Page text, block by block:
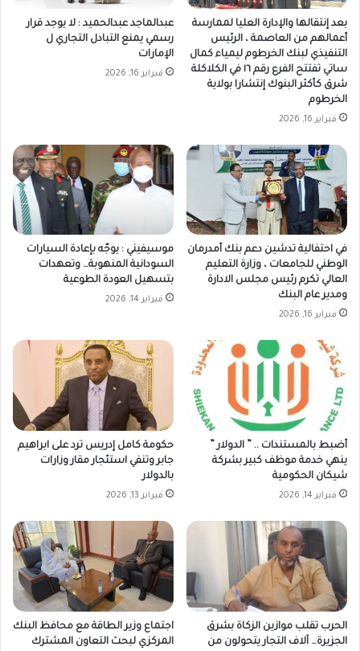
بعد إنتقالها والإدارة العليا لممارسة
أعمالهم من العاصمة ، الرئيس
التنفيذي لبنك الخرطوم ليمياء كمال
ساتي تفتتح الفرع رقم ١٦ في الكلاكلة
شرق كأكثر البنوك إنتشارا بولاية
الخرطوم
فبراير 16, 2026
عبدالماجد عبدالحميد : لا يوجد قرار
رسمي يمنع التبادل التجاري ل
الإمارات
فبراير 16, 2026
في احتفالية تدشين دعم بنك أمدرمان
الوطني للجامعات ، وزارة التعليم
العالي تكرم رئيس مجلس الادارة
ومدير عام البنك
فبراير 16, 2026
موسيفيني : يوجّه بإعادة السيارات
السودانية المنهوبة… وتعهدات
بتسهيل العودة الطوعية
فبراير 14, 2026
أضبط بالمستندات .. ” الدولار ”
ينهي خدمة موظف كبير بشركة
شيكان الحكومية
فبراير 14, 2026
حكومة كامل إدريس ترد على ابراهيم
جابر وتنفي استئجار مقار وزارات
بالدولار
فبراير 13, 2026
الحرب تقلب موازين الزكاة بشرق
الجزيرة… آلاف التجار يتحولون من
اجتماع وزير الطاقة مع محافظ البنك
المركزي لبحث التعاون المشترك